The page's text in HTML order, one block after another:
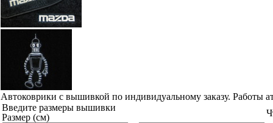
Автоковрики с вышивкой по индивидуальному заказу. Работы
Введите размеры вышивки
Размер (см)